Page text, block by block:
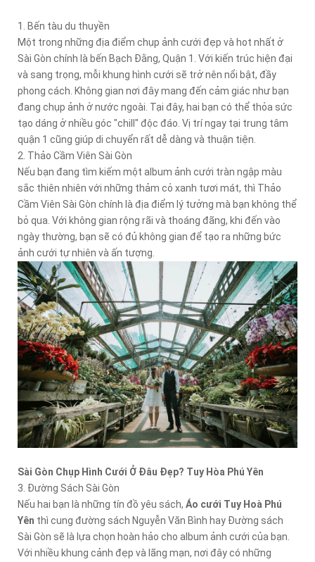
1. Bến tàu du thuyền
Một trong những địa điểm chụp ảnh cưới đẹp và hot nhất ở
Sài Gòn chính là bến Bạch Đằng, Quận 1. Với kiến trúc hiện đại
và sang trọng, mỗi khung hình cưới sẽ trở nên nổi bật, đầy
phong cách. Không gian nơi đây mang đến cảm giác như bạn
đang chụp ảnh ở nước ngoài. Tại đây, hai bạn có thể thỏa sức
tạo dáng ở nhiều góc "chill" độc đáo. Vị trí ngay tại trung tâm
quận 1 cũng giúp di chuyển rất dễ dàng và thuận tiện.
2. Thảo Cầm Viên Sài Gòn
Nếu bạn đang tìm kiếm một album ảnh cưới tràn ngập màu
sắc thiên nhiên với những thảm cỏ xanh tươi mát, thì Thảo
Cầm Viên Sài Gòn chính là địa điểm lý tưởng mà bạn không thể
bỏ qua. Với không gian rộng rãi và thoáng đãng, khi đến vào
ngày thường, bạn sẽ có đủ không gian để tạo ra những bức
ảnh cưới tự nhiên và ấn tượng.
Sài Gòn Chụp Hình Cưới Ở Đâu Đẹp? Tuy Hòa Phú Yên
3. Đường Sách Sài Gòn
Nếu hai bạn là những tín đồ yêu sách, Áo cưới Tuy Hoà Phú
Yên thì cung đường sách Nguyễn Văn Bình hay Đường sách
Sài Gòn sẽ là lựa chọn hoàn hảo cho album ảnh cưới của bạn.
Với nhiều khung cảnh đẹp và lãng mạn, nơi đây có những